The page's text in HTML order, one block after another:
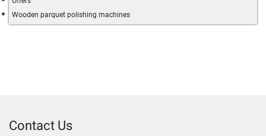
Wooden parquet polishing machines
Contact Us